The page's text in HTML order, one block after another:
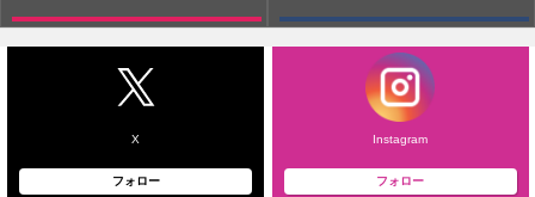
X
フォロー
Instagram
フォロー